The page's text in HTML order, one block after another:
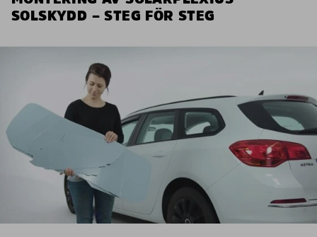
SOLSKYDD – STEG FÖR STEG